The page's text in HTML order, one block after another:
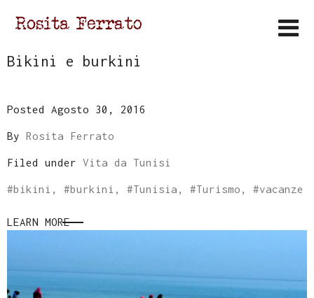
Bikini e burkini
Posted Agosto 30, 2016
By Rosita Ferrato
Filed under Vita da Tunisi
#bikini , #burkini , #Tunisia , #Turismo , #vacanze
LEARN MORE